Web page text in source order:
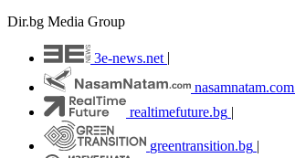
Dir.bg Media Group
3e-news.net
nasamnatam.com
realtimefuture.bg |
greentransition.bg |